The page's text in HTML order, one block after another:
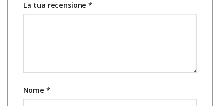
La tua recensione *
Nome *